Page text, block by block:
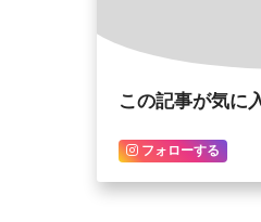
この記事が気に
フォローする